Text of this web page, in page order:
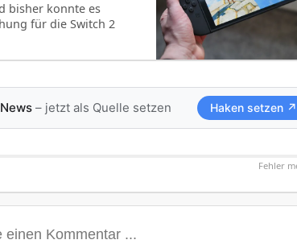
bisher konnte es
für die Switch 2
– jetzt als Quelle setzen Haken setzen ↗
Fehler